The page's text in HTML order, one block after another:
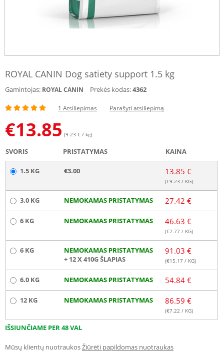
ROYAL CANIN Dog satiety support 1.5 kg
Gamintojas: ROYAL CANIN Prekės kodas:4362
1 Atsiliepimas Parašyti atsiliepimą
€13.85 (9.23 € / kg)
SVORIS PRISTATYMAS KAINA
1.5 KG €3.00 13.85 €
(€9.23 / KG)
3.0 KG NEMOKAMAS PRISTATYMAS 27.42 €
6 KG NEMOKAMAS PRISTATYMAS 46.63 €
(€7.77 / KG)
6 KG
NEMOKAMAS PRISTATYMAS
+ 12 X 410G ŠLAPIAS
91.03 €
(€15.17 / KG)
6.0 KG NEMOKAMAS PRISTATYMAS 54.84 €
12 KG NEMOKAMAS PRISTATYMAS 86.59 €
(€7.22 / KG)
IŠSIUNČIAME PER 48 VAL
Mūsų klientų nuotraukosŽiūrėti papildomas nuotraukas